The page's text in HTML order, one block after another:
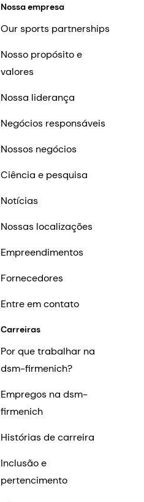
Nossa empresa
Our sports partnerships
Nosso propósito e
valores
Nossa liderança
Negócios responsáveis
Nossos negócios
Ciência e pesquisa
Notícias
Nossas localizações
Empreendimentos
Fornecedores
Entre em contato
Carreiras
Por que trabalhar na
dsm-firmenich?
Empregos na dsm-
firmenich
Histórias de carreira
Inclusão e
pertencimento